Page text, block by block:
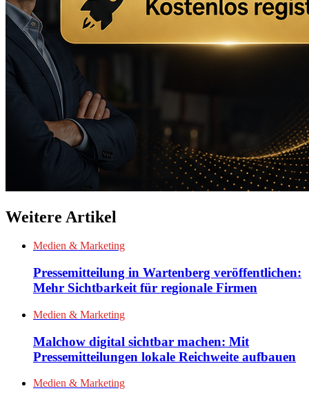
Weitere Artikel
Medien & Marketing
Pressemitteilung in Wartenberg veröffentlichen:
Mehr Sichtbarkeit für regionale Firmen
Medien & Marketing
Malchow digital sichtbar machen: Mit
Pressemitteilungen lokale Reichweite aufbauen
Medien & Marketing